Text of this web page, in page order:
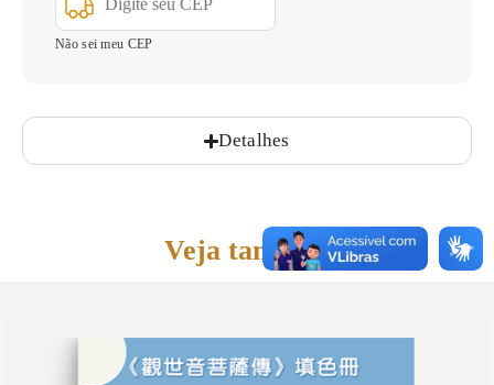
Não sei meu CEP
Detalhes
Veja também